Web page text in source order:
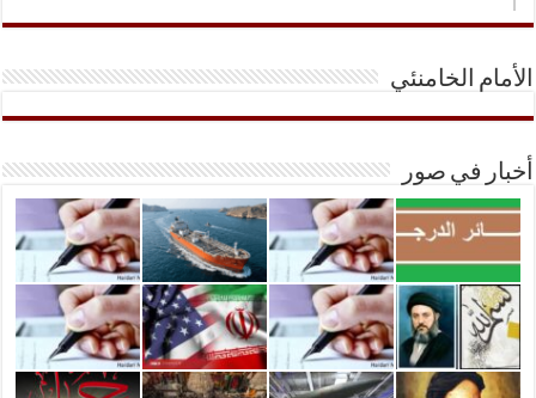
الأمام الخامنئي
أخبار في صور